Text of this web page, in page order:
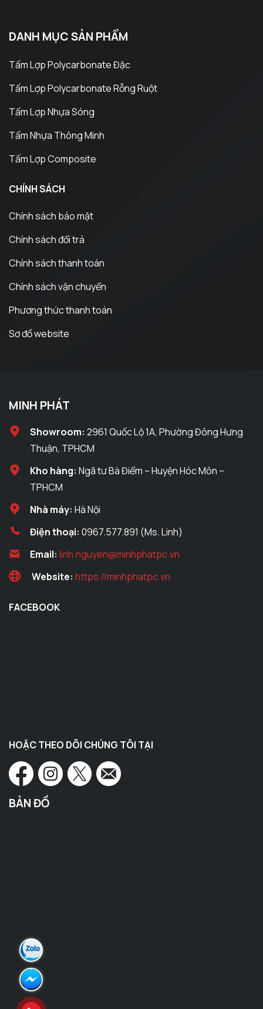
DANH MỤC SẢN PHẨM
Tấm Lợp Polycarbonate Đặc
Tấm Lợp Polycarbonate Rỗng Ruột
Tấm Lợp Nhựa Sóng
Tấm Nhựa Thông Minh
Tấm Lợp Composite
CHÍNH SÁCH
Chính sách bảo mật
Chính sách đổi trả
Chính sách thanh toán
Chính sách vận chuyển
Phương thức thanh toán
Sơ đồ website
MINH PHÁT
Showroom: 2961 Quốc Lộ 1A, Phường Đông Hưng
Thuận, TPHCM
Kho hàng: Ngã tư Bà Điểm – Huyện Hóc Môn –
TPHCM
Nhà máy: Hà Nội
Điện thoại: 0967.577.891 (Ms. Linh)
Email: linh.nguyen@minhphatpc.vn
Website: https://minhphatpc.vn
FACEBOOK
HOẶC THEO DÕI CHÚNG TÔI TẠI
BẢN ĐỒ